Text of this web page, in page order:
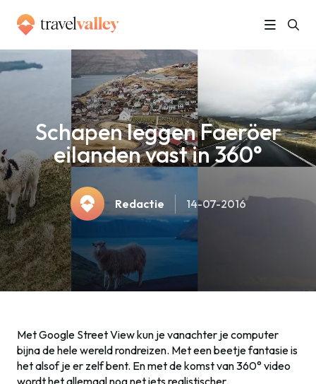
» Schapen leggen Faeröer eilanden vast in 360°
Schapen leggen Faeröer
eilanden vast in 360°
Redactie 14-07-2016
Met Google Street View kun je vanachter je computer
bijna de hele wereld rondreizen. Met een beetje fantasie is
het alsof je er zelf bent. En met de komst van 360° video
wordt het allemaal nog net iets realistischer.